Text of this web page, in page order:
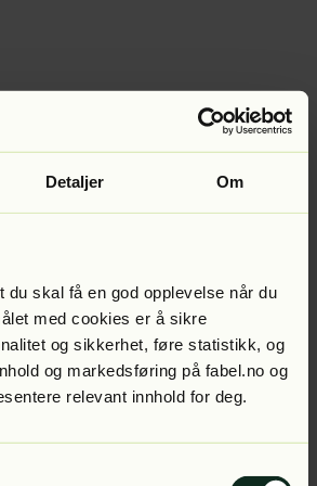
Detaljer Om
du skal få en god opplevelse når du
med cookies er å sikre
og sikkerhet, føre statistikk, og
og markedsføring på fabel.no og
relevant innhold for deg.